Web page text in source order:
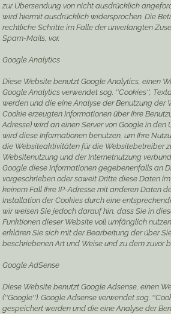
zur Übersendung von nicht ausdrücklich
wird hiermit ausdrücklich widersprochen. Die
rechtliche Schritte im Falle der unverlangten
Spam-Mails, vor.
Google Analytics
Diese Website benutzt Google Analytics, einen
Google Analytics verwendet sog. ''Cookies'',
werden und die eine Analyse der Benutzung der
Cookie erzeugten Informationen über Ihre
Adresse) wird an einen Server von Google in
wird diese Informationen benutzen, um Ihre
die Websiteaktivitäten für die Websitebetreiber
Websitenutzung und der Internetnutzung
Google diese Informationen gegebenenfalls an
vorgeschrieben oder soweit Dritte diese Daten
keinem Fall Ihre IP-Adresse mit anderen Daten
Installation der Cookies durch eine
wir weisen Sie jedoch darauf hin, dass Sie in
Funktionen dieser Website voll umfänglich
erklären Sie sich mit der Bearbeitung der über
beschriebenen Art und Weise und zu dem zuvor
Google AdSense
Diese Website benutzt Google Adsense, einen
(''Google''). Google Adsense verwendet sog.
gespeichert werden und die eine Analyse der